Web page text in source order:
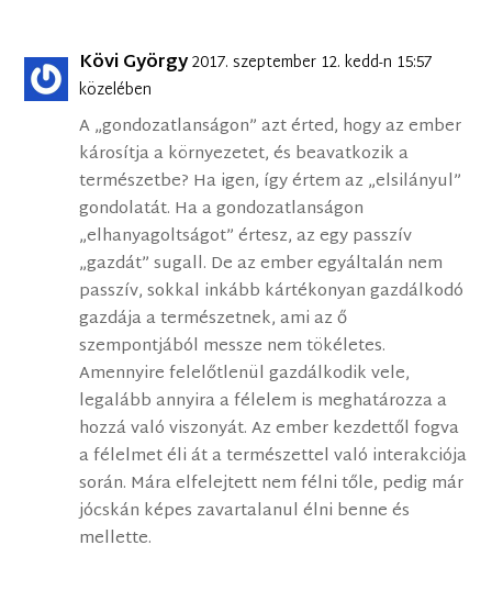
Kövi György2017. szeptember 12. kedd-n 15:57
közelében
A „gondozatlanságon” azt érted, hogy az ember
károsítja a környezetet, és beavatkozik a
természetbe? Ha igen, így értem az „elsilányul”
gondolatát. Ha a gondozatlanságon
„elhanyagoltságot” értesz, az egy passzív
„gazdát” sugall. De az ember egyáltalán nem
passzív, sokkal inkább kártékonyan gazdálkodó
gazdája a természetnek, ami az ő
szempontjából messze nem tökéletes.
Amennyire felelőtlenül gazdálkodik vele,
legalább annyira a félelem is meghatározza a
hozzá való viszonyát. Az ember kezdettől fogva
a félelmet éli át a természettel való interakciója
során. Mára elfelejtett nem félni tőle, pedig már
jócskán képes zavartalanul élni benne és
mellette.